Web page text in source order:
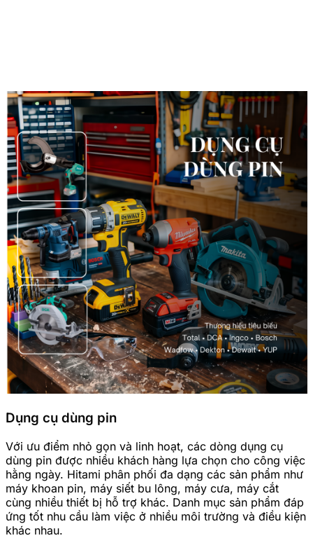
Dụng cụ dùng pin
Với ưu điểm nhỏ gọn và linh hoạt, các dòng dụng cụ
dùng pin được nhiều khách hàng lựa chọn cho công việc
hằng ngày. Hitami phân phối đa dạng các sản phẩm như
máy khoan pin, máy siết bu lông, máy cưa, máy cắt
cùng nhiều thiết bị hỗ trợ khác. Danh mục sản phẩm đáp
ứng tốt nhu cầu làm việc ở nhiều môi trường và điều kiện
khác nhau.